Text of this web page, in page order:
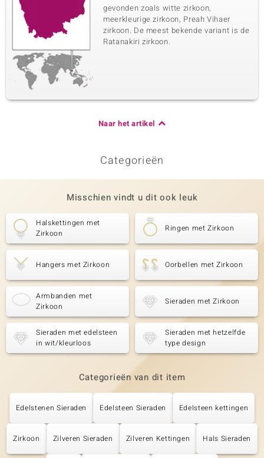
gevonden zoals witte zirkoon,
meerkleurige zirkoon, Preah Vihaer
zirkoon. De meest bekende variant is de
Ratanakiri zirkoon.
Naar het artikel
Categorieën
Misschien vindt u dit ook leuk
Halskettingen met
Zirkoon
Ringen met Zirkoon
Hangers met Zirkoon Oorbellen met Zirkoon
Armbanden met
Zirkoon
Sieraden met Zirkoon
Sieraden met edelsteen
in wit/kleurloos
Sieraden met hetzelfde
type design
Categorieën van dit item
Edelstenen Sieraden Edelsteen Sieraden Edelsteen kettingen
Zirkoon Zilveren Sieraden Zilveren Kettingen Hals Sieraden